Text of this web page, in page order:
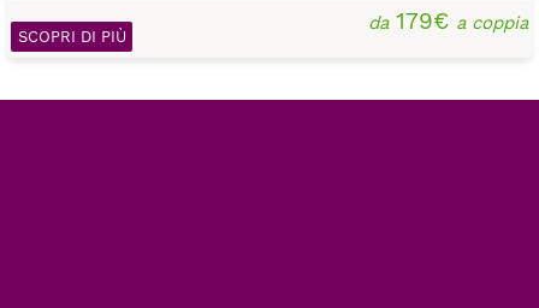
da179€ a coppia
SCOPRI DI PIÙ